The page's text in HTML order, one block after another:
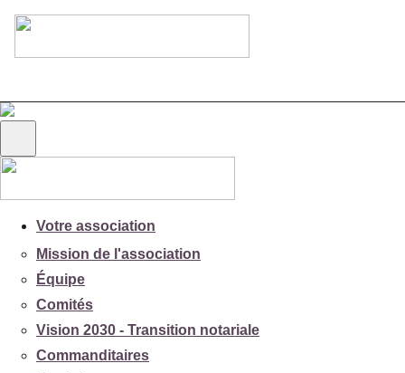
Votre association
Mission de l'association
Équipe
Comités
Vision 2030 - Transition notariale
Commanditaires